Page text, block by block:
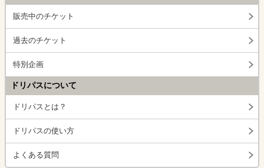
販売中のチケット
過去のチケット
特別企画
ドリパスについて
ドリパスとは？
ドリパスの使い方
よくある質問